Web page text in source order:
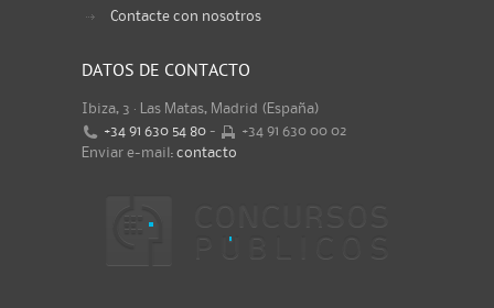
Contacte con nosotros
DATOS DE CONTACTO
Ibiza, 3 · Las Matas, Madrid (España)
+34 91 630 54 80 -
+34 91 630 00 02
Enviar e-mail: contacto